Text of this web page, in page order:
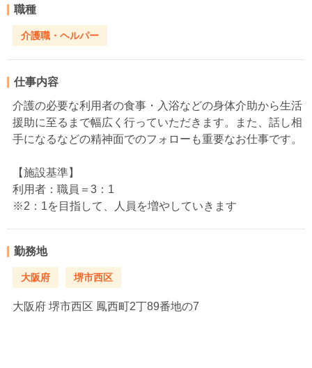
職種
介護職・ヘルパー
仕事内容
介護の必要な利用者の食事・入浴などの身体介助から生活
援助に至るまで幅広く行っていただきます。また、話し相
手になるなどの精神面でのフォローも重要なお仕事です。
【施設基準】
利用者：職員＝3：1
※2：1を目指して、人員を増やしていきます
勤務地
大阪府 堺市西区
大阪府 堺市西区 鳳西町2丁89番地の7